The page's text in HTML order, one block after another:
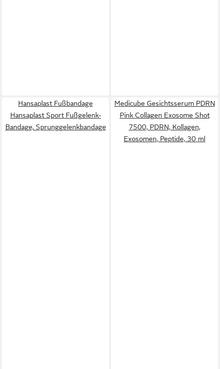
Hansaplast Fußbandage
Hansaplast Sport Fußgelenk-
Bandage, Sprunggelenkbandage
Medicube Gesichtsserum PDRN
Pink Collagen Exosome Shot
7500, PDRN, Kollagen,
Exosomen, Peptide, 30 ml